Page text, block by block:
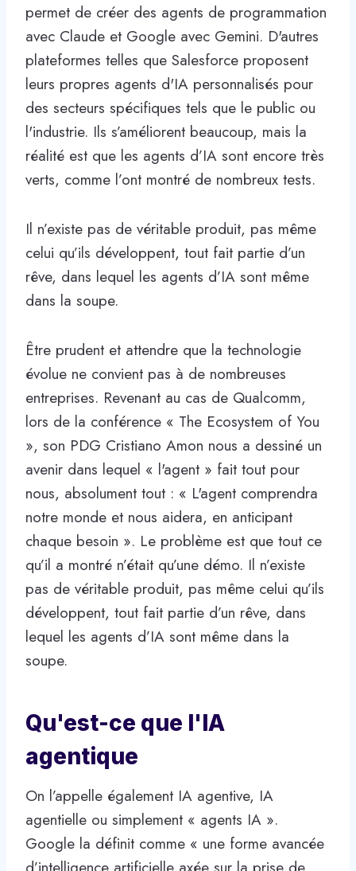
permet de créer des agents de programmation
avec Claude et Google avec Gemini. D'autres
plateformes telles que Salesforce proposent
leurs propres agents d'IA personnalisés pour
des secteurs spécifiques tels que le public ou
l'industrie. Ils s’améliorent beaucoup, mais la
réalité est que les agents d’IA sont encore très
verts, comme l’ont montré de nombreux tests.
Il n’existe pas de véritable produit, pas même
celui qu’ils développent, tout fait partie d’un
rêve, dans lequel les agents d’IA sont même
dans la soupe.
Être prudent et attendre que la technologie
évolue ne convient pas à de nombreuses
entreprises. Revenant au cas de Qualcomm,
lors de la conférence « The Ecosystem of You
», son PDG Cristiano Amon nous a dessiné un
avenir dans lequel « l'agent » fait tout pour
nous, absolument tout : « L'agent comprendra
notre monde et nous aidera, en anticipant
chaque besoin ». Le problème est que tout ce
qu’il a montré n’était qu’une démo. Il n’existe
pas de véritable produit, pas même celui qu’ils
développent, tout fait partie d’un rêve, dans
lequel les agents d’IA sont même dans la
soupe.
Qu'est-ce que l'IA
agentique
On l’appelle également IA agentive, IA
agentielle ou simplement « agents IA ».
Google la définit comme « une forme avancée